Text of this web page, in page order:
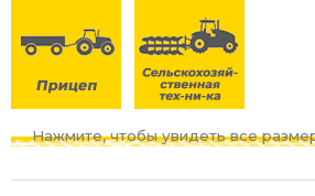
Нажмите, чтобы увидеть все